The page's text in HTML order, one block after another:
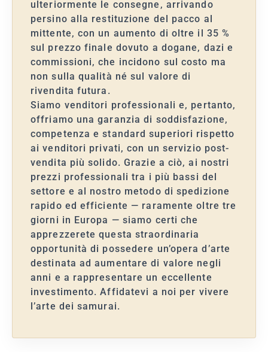
ulteriormente le consegne, arrivando
persino alla restituzione del pacco al
mittente, con un aumento di oltre il 35 %
sul prezzo finale dovuto a dogane, dazi e
commissioni, che incidono sul costo ma
non sulla qualità né sul valore di
rivendita futura.
Siamo venditori professionali e, pertanto,
offriamo una garanzia di soddisfazione,
competenza e standard superiori rispetto
ai venditori privati, con un servizio post-
vendita più solido. Grazie a ciò, ai nostri
prezzi professionali tra i più bassi del
settore e al nostro metodo di spedizione
rapido ed efficiente — raramente oltre tre
giorni in Europa — siamo certi che
apprezzerete questa straordinaria
opportunità di possedere un’opera d’arte
destinata ad aumentare di valore negli
anni e a rappresentare un eccellente
investimento. Affidatevi a noi per vivere
l’arte dei samurai.